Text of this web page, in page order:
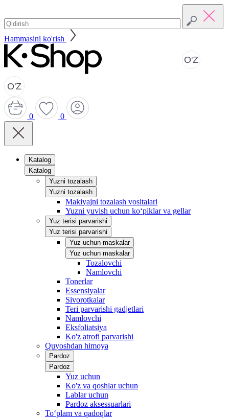
Hammasini ko'rish
O'Z
O'Z
0 0
Katalog
Katalog
Yuzni tozalash
Yuzni tozalash
Makiyajni tozalash vositalari
Yuzni yuvish uchun ko‘piklar va gellar
Yuz terisi parvarishi
Yuz terisi parvarishi
Yuz uchun maskalar
Yuz uchun maskalar
Tozalovchi
Namlovchi
Tonerlar
Essensiyalar
Sivorotkalar
Teri parvarishi gadjetlari
Namlovchi
Eksfoliatsiya
Ko'z atrofi parvarishi
Quyoshdan himoya
Pardoz
Pardoz
Yuz uchun
Ko'z va qoshlar uchun
Lablar uchun
Pardoz aksessuarlari
To‘plam va qadoqlar